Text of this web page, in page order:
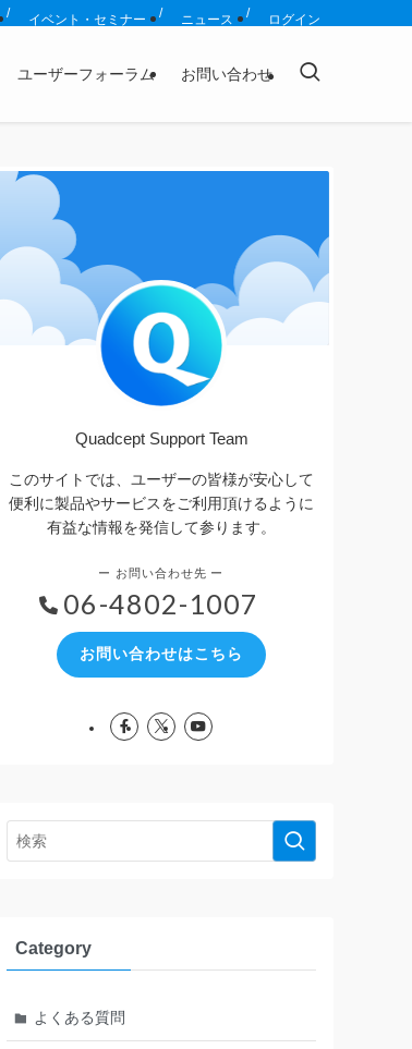
ユーザーフォーラム お問い合わせ
イベント・セミナー ニュース ログイン
Quadcept Support Team
このサイトでは、ユーザーの皆様が安心して
便利に製品やサービスをご利用頂けるように
有益な情報を発信して参ります。
06-4802-1007
お問い合わせはこちら
Category
よくある質問